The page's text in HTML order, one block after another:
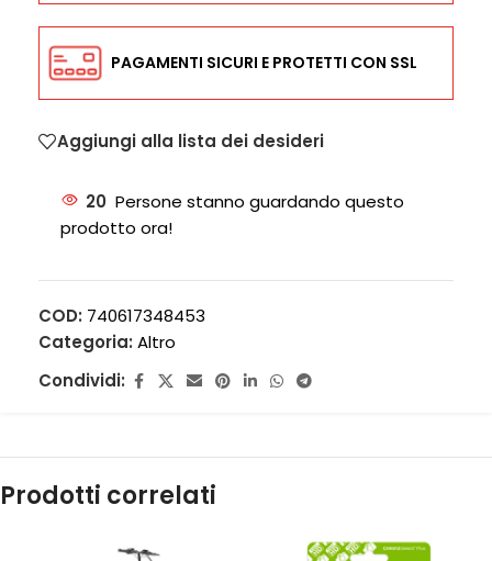
PAGAMENTI SICURI E PROTETTI CON SSL
Aggiungi alla lista dei desideri
20 Persone stanno guardando questo
prodotto ora!
COD: 740617348453
Categoria: Altro
Condividi:
Prodotti correlati